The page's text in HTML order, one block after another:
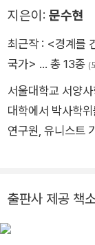
고 싶다면 이 책을
지은이: 문수현
최근작 : <경계를
국가> … 총 13종 (
서울대학교 서양
대학에서 박사학
연구원, 유니스트
국경분쟁, 디지털
사』(미지북스,
주택정책 150년』(
출판사 제공 책